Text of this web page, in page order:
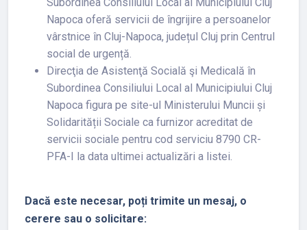
Napoca oferă servicii de îngrijire a persoanelor
vârstnice în Cluj-Napoca, județul Cluj prin Centrul
social de urgență.
Direcţia de Asistenţă Socială şi Medicală în
Subordinea Consiliului Local al Municipiului Cluj
Napoca figura pe site-ul Ministerului Muncii și
Solidarității Sociale ca furnizor acreditat de
servicii sociale pentru cod serviciu 8790 CR-
PFA-I la data ultimei actualizări a listei.
Dacă este necesar, poți trimite un mesaj, o
cerere sau o solicitare: